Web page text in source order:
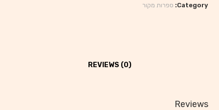
Category: ספרות מקור
REVIEWS (0)
Reviews